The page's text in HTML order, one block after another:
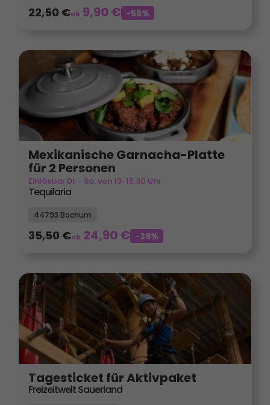
22,50€ab 9,90€ -56%
Mexikanische Garnacha-Platte
für 2 Personen
Einlösbar Di. - So. von 13-15:30 Uhr
Tequilaria
44793 Bochum
35,50€ab 24,90€ -29%
Tagesticket für Aktivpaket
Freizeitwelt Sauerland